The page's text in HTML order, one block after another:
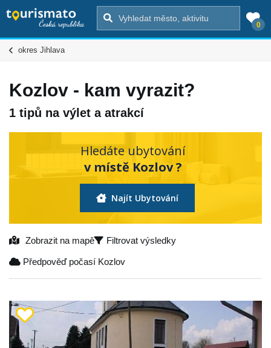
0
okres Jihlava
Kozlov - kam vyrazit?
1 tipů na výlet a atrakcí
Hledáte ubytování
v místě Kozlov ?
Najít Ubytování
Zobrazit na mapě Filtrovat výsledky
Předpověď počasí Kozlov